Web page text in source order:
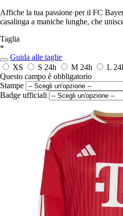
Affiche la tua passione per il FC
casalinga a maniche lunghe, che
Taglia
*
Guida alle taglie
XS
S 24h M 24h L
Questo campo è obbligatorio
Stampe
Badge ufficiali